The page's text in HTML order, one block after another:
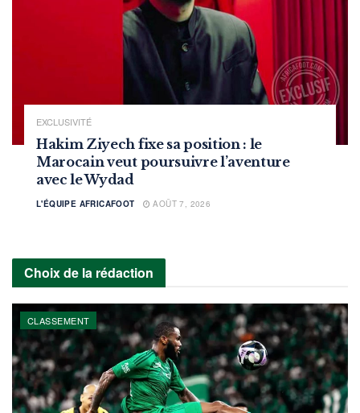
EXCLUSIVITÉ
Hakim Ziyech fixe sa position : le
Marocain veut poursuivre l’aventure
avec le Wydad
L'ÉQUIPE AFRICAFOOT AOÛT 7, 2026
Choix de la rédaction
CLASSEMENT